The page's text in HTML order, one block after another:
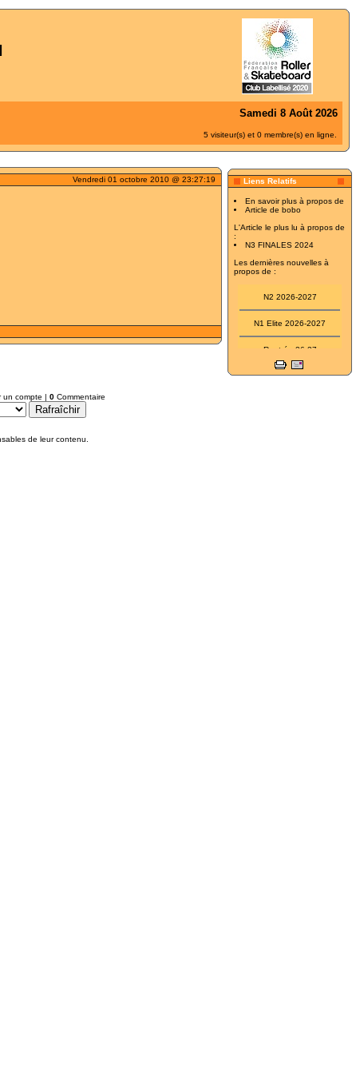
Samedi 8 Août 2026
5 visiteur(s) et 0 membre(s) en ligne.
Vendredi 01 octobre 2010 @ 23:27:19 Liens Relatifs
En savoir plus à propos de
Article de bobo
L'Article le plus lu à propos de
:
N3 FINALES 2024
Les dernières nouvelles à
propos de :
N2 2026-2027
N1 Elite 2026-2027
Rentrée 26-27
un compte | 0 Commentaire
de leur contenu.